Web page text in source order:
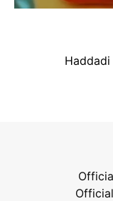
Haddadi